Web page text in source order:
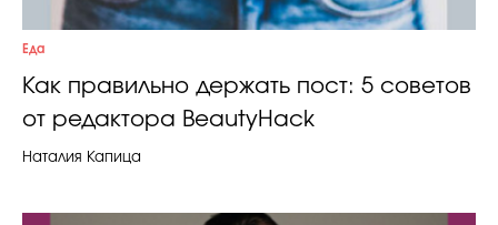
Еда
Как правильно держать пост: 5 советов
от редактора BeautyHack
Наталия Капица